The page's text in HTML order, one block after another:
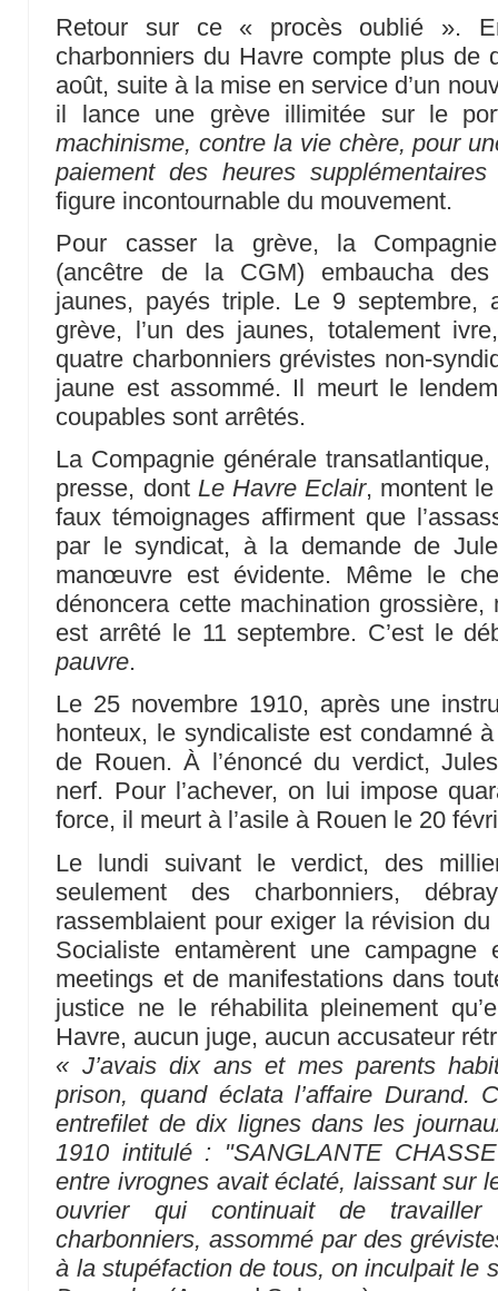
Retour sur ce « procès oublié ».
charbonniers du Havre compte plus de
août, suite à la mise en service d’un
il lance une grève illimitée sur le
machinisme, contre la vie chère, pour
paiement des heures supplémentaires
figure incontournable du mouvement.
Pour casser la grève, la
(ancêtre de la CGM) embaucha des
jaunes, payés triple. Le 9 septembre,
grève, l’un des jaunes, totalement
quatre charbonniers grévistes non-
jaune est assommé. Il meurt le
coupables sont arrêtés.
La Compagnie générale
presse, dont Le Havre Eclair, montent
faux témoignages affirment que
par le syndicat, à la demande de
manœuvre est évidente. Même le
dénoncera cette machination grossière,
est arrêté le 11 septembre. C’est le
pauvre.
Le 25 novembre 1910, après une
honteux, le syndicaliste est condamné
de Rouen. À l’énoncé du verdict,
nerf. Pour l’achever, on lui impose
force, il meurt à l’asile à Rouen le 20
Le lundi suivant le verdict, des
seulement des charbonniers,
rassemblaient pour exiger la révision
Socialiste entamèrent une
meetings et de manifestations dans
justice ne le réhabilita pleinement
Havre, aucun juge, aucun accusateur
« J’avais dix ans et mes parents
prison, quand éclata l’affaire Durand.
entrefilet de dix lignes dans les
1910 intitulé : "SANGLANTE
entre ivrognes avait éclaté, laissant sur
ouvrier qui continuait de
charbonniers, assommé par des
à la stupéfaction de tous, on inculpait le